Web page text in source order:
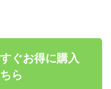
ぐお得に購入
ら